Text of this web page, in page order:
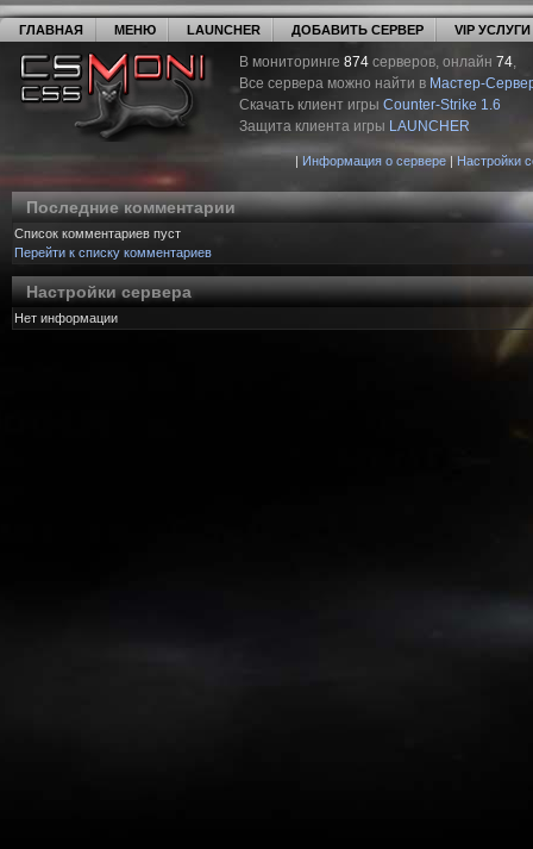
ГЛАВНАЯ МЕНЮ LAUNCHER ДОБАВИТЬ СЕРВЕР VIP УСЛУГИ
В мониторинге 874 серверов, онлайн 74,
Все сервера можно найти в Мастер-
Скачать клиент игры Counter-Strike 1.6
Защита клиента игры LAUNCHER
| Информация о сервере| Настройки
Последние комментарии
Список комментариев пуст
Перейти к списку комментариев
Настройки сервера
Нет информации